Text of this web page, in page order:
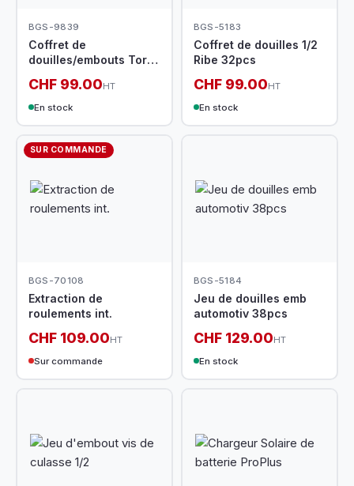
BGS-9839
Coffret de
douilles/embouts Torx
CHF 99.00HT
En stock
BGS-5183
Coffret de douilles 1/2
Ribe 32pcs
CHF 99.00HT
En stock
SUR COMMANDE
BGS-70108
Extraction de
roulements int.
CHF 109.00HT
Sur commande
BGS-5184
Jeu de douilles emb
automotiv 38pcs
CHF 129.00HT
En stock